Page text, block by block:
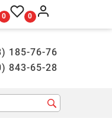
0 0
185-76-76
843-65-28